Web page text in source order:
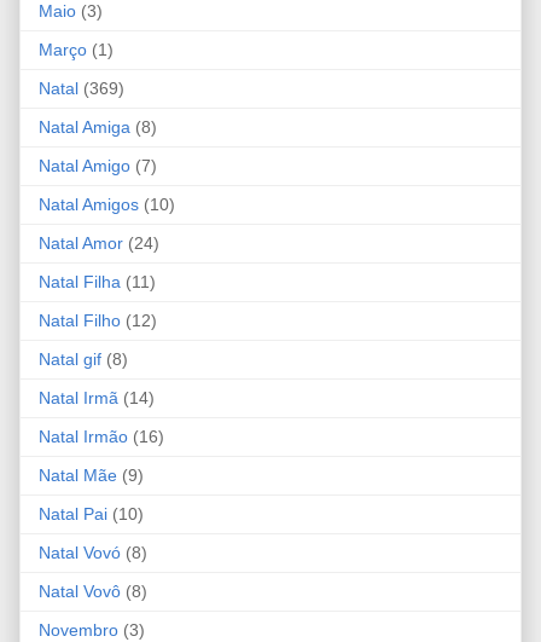
Maio (3)
Março (1)
Natal (369)
Natal Amiga (8)
Natal Amigo (7)
Natal Amigos (10)
Natal Amor (24)
Natal Filha (11)
Natal Filho (12)
Natal gif (8)
Natal Irmã (14)
Natal Irmão (16)
Natal Mãe (9)
Natal Pai (10)
Natal Vovó (8)
Natal Vovô (8)
Novembro (3)